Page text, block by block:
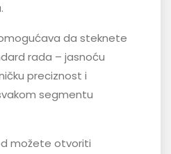
da steknete
rada – jasnoću
preciznost i
segmentu
možete otvoriti